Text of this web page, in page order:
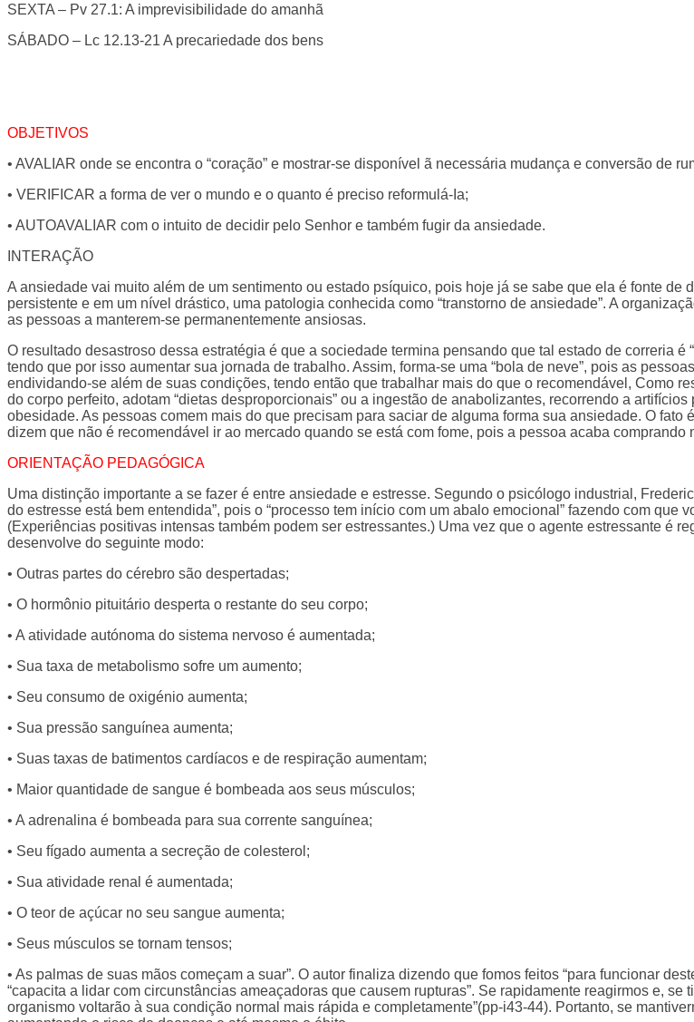
SEXTA – Pv 27.1: A imprevisibilidade do amanhã
SÁBADO – Lc 12.13-21 A precariedade dos bens
OBJETIVOS
• AVALIAR onde se encontra o “coração” e mostrar-se disponível ã necessária mudança e conversão de
• VERIFICAR a forma de ver o mundo e o quanto é preciso reformulá-Ia;
• AUTOAVALIAR com o intuito de decidir pelo Senhor e também fugir da ansiedade.
INTERAÇÃO
A ansiedade vai muito além de um sentimento ou estado psíquico, pois hoje já se sabe que ela é fonte
persistente e em um nível drástico, uma patologia conhecida como “transtorno de ansiedade”. A
as pessoas a manterem-se permanentemente ansiosas.
O resultado desastroso dessa estratégia é que a sociedade termina pensando que tal estado de correria
tendo que por isso aumentar sua jornada de trabalho. Assim, forma-se uma “bola de neve”, pois as
endividando-se além de suas condições, tendo então que trabalhar mais do que o recomendável, Como
do corpo perfeito, adotam “dietas desproporcionais” ou a ingestão de anabolizantes, recorrendo a
obesidade. As pessoas comem mais do que precisam para saciar de alguma forma sua ansiedade. O
dizem que não é recomendável ir ao mercado quando se está com fome, pois a pessoa acaba
ORIENTAÇÃO PEDAGÓGICA
Uma distinção importante a se fazer é entre ansiedade e estresse. Segundo o psicólogo industrial,
do estresse está bem entendida”, pois o “processo tem início com um abalo emocional” fazendo com que
(Experiências positivas intensas também podem ser estressantes.) Uma vez que o agente estressante é
desenvolve do seguinte modo:
• Outras partes do cérebro são despertadas;
• O hormônio pituitário desperta o restante do seu corpo;
• A atividade autónoma do sistema nervoso é aumentada;
• Sua taxa de metabolismo sofre um aumento;
• Seu consumo de oxigénio aumenta;
• Sua pressão sanguínea aumenta;
• Suas taxas de batimentos cardíacos e de respiração aumentam;
• Maior quantidade de sangue é bombeada aos seus músculos;
• A adrenalina é bombeada para sua corrente sanguínea;
• Seu fígado aumenta a secreção de colesterol;
• Sua atividade renal é aumentada;
• O teor de açúcar no seu sangue aumenta;
• Seus músculos se tornam tensos;
• As palmas de suas mãos começam a suar”. O autor finaliza dizendo que fomos feitos “para funcionar
“capacita a lidar com circunstâncias ameaçadoras que causem rupturas”. Se rapidamente reagirmos e,
organismo voltarão à sua condição normal mais rápida e completamente”(pp-i43-44). Portanto, se